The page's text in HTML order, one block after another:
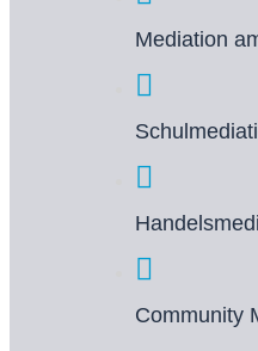
Mediation
Community